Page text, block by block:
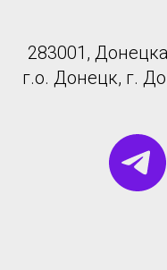
283001,
г.о. Донецк, г.